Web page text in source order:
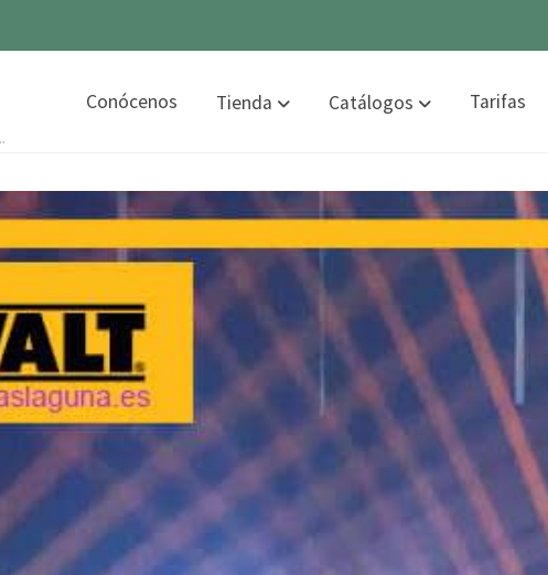
Conócenos Tienda Catálogos Tarifas